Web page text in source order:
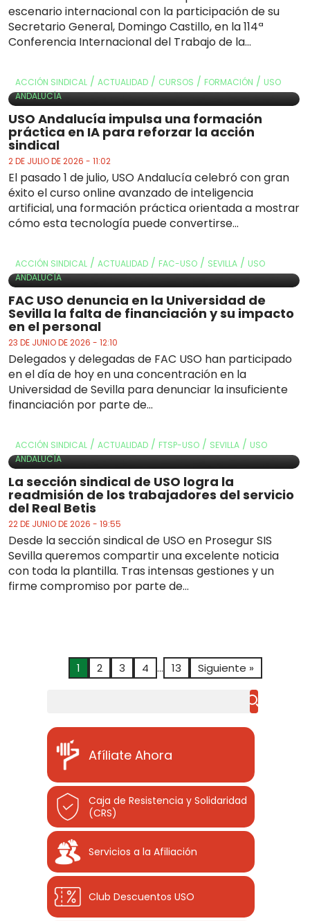
escenario internacional con la participación de su
Secretario General, Domingo Castillo, en la 114ª
Conferencia Internacional del Trabajo de la...
ACCIÓN SINDICAL / ACTUALIDAD / CURSOS / FORMACIÓN / USO
ANDALUCÍA
USO Andalucía impulsa una formación
práctica en IA para reforzar la acción
sindical
2 DE JULIO DE 2026 - 11:02
El pasado 1 de julio, USO Andalucía celebró con gran
éxito el curso online avanzado de inteligencia
artificial, una formación práctica orientada a mostrar
cómo esta tecnología puede convertirse...
ACCIÓN SINDICAL / ACTUALIDAD / FAC-USO / SEVILLA / USO
ANDALUCÍA
FAC USO denuncia en la Universidad de
Sevilla la falta de financiación y su impacto
en el personal
23 DE JUNIO DE 2026 - 12:10
Delegados y delegadas de FAC USO han participado
en el día de hoy en una concentración en la
Universidad de Sevilla para denunciar la insuficiente
financiación por parte de...
ACCIÓN SINDICAL / ACTUALIDAD / FTSP-USO / SEVILLA / USO
ANDALUCÍA
La sección sindical de USO logra la
readmisión de los trabajadores del servicio
del Real Betis
22 DE JUNIO DE 2026 - 19:55
Desde la sección sindical de USO en Prosegur SIS
Sevilla queremos compartir una excelente noticia
con toda la plantilla. Tras intensas gestiones y un
firme compromiso por parte de...
1 2 3 4 … 13 Siguiente »
Afíliate Ahora
Caja de Resistencia y Solidaridad
(CRS)
Servicios a la Afiliación
Club Descuentos USO